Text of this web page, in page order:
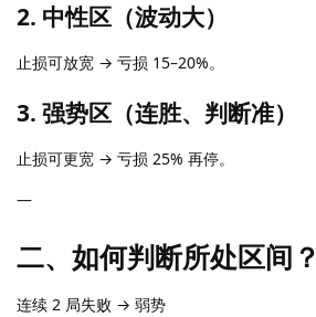
2. 中性区（波动大）
止损可放宽 → 亏损 15–20%。
3. 强势区（连胜、判断准）
止损可更宽 → 亏损 25% 再停。
—
二、如何判断所处区间？
连续 2 局失败 → 弱势